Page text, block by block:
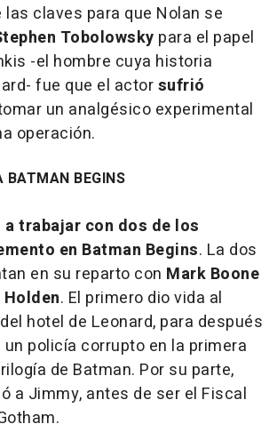
las claves para que Nolan se
Tobolowsky para el papel
-el hombre cuya historia
fue que el actorsufrió
un analgésico experimental
operación.
BATMAN BEGINS
trabajar con dos de los
en Batman Begins. La dos
en su reparto con Mark Boone
. El primero dio vida al
hotel de Leonard, para después
policía corrupto en la primera
de Batman. Por su parte,
a Jimmy, antes de ser el Fiscal